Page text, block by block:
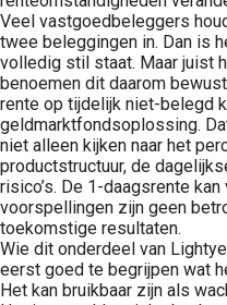
Veel vastgoedbeleggers
twee beleggingen in. Dan is
volledig stil staat. Maar juist
benoemen dit daarom
rente op tijdelijk niet-belegd
geldmarktfondsoplossing.
niet alleen kijken naar het
productstructuur, de
risico’s. De 1-daagsrente
voorspellingen zijn geen
toekomstige resultaten.
Wie dit onderdeel van
eerst goed te begrijpen wat
Het kan bruikbaar zijn als